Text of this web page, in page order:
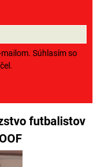
Súhlasím so
futbalistov